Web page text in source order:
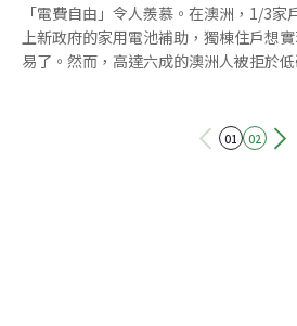
「電費自由」令人羨慕。在澳洲，1/3
上新政府的家用電池補助，獨棟住戶想
易了。然而，高達六成的澳洲人被拒於
到非政府組織、個人，從不同層面打破
與希望。沃利克里克：居民與組織共創大
01 02